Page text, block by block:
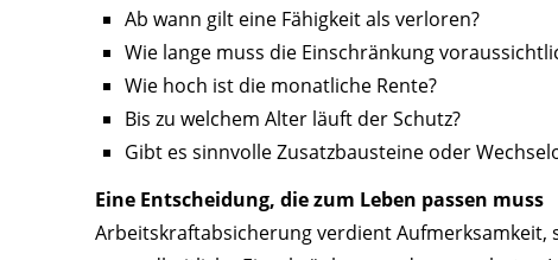
Ab wann gilt eine Fähigkeit als verloren?
Wie lange muss die Einschränkung
Wie hoch ist die monatliche Rente?
Bis zu welchem Alter läuft der Schutz?
Gibt es sinnvolle Zusatzbausteine oder
Eine Entscheidung, die zum Leben passen muss
Arbeitskraftabsicherung verdient Aufmerksamkeit,